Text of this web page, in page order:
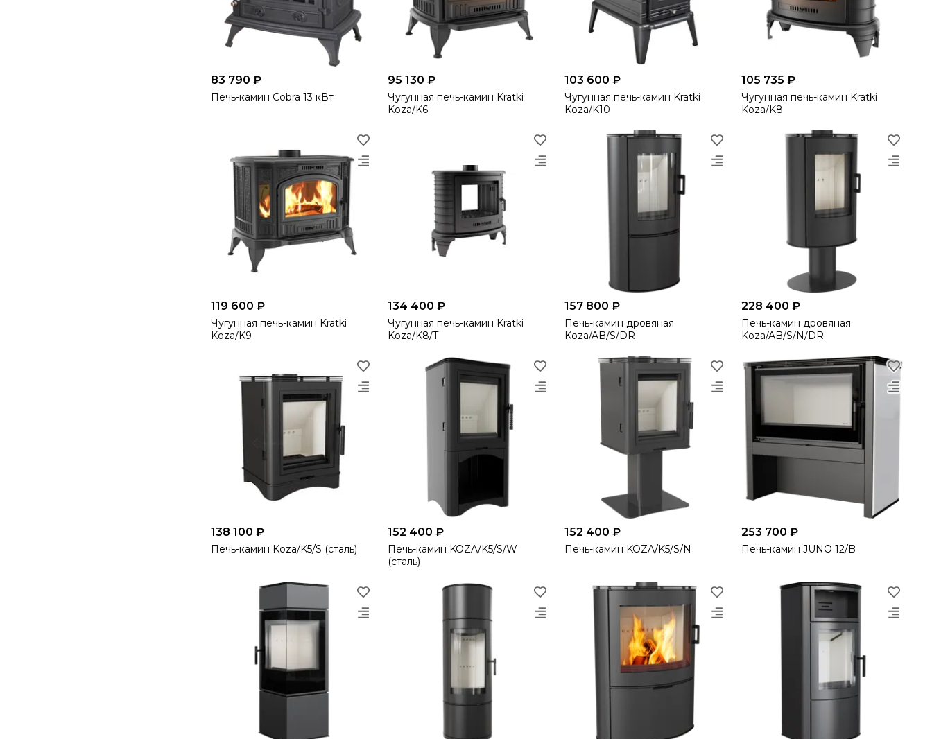
83 790 ₽
Печь-камин Cobra 13 кВт
95 130 ₽
Чугунная печь-камин Kratki
Koza/K6
103 600 ₽
Чугунная печь-камин Kratki
Koza/K10
105 735 ₽
Чугунная печь-камин Kratki
Koza/K8
119 600 ₽
Чугунная печь-камин Kratki
Koza/K9
134 400 ₽
Чугунная печь-камин Kratki
Koza/K8/T
157 800 ₽
Печь-камин дровяная
Koza/AB/S/DR
228 400 ₽
Печь-камин дровяная
Koza/AB/S/N/DR
138 100 ₽
Печь-камин Koza/K5/S (сталь)
152 400 ₽
Печь-камин KOZA/K5/S/W
(сталь)
152 400 ₽
Печь-камин KOZA/K5/S/N
253 700 ₽
Печь-камин JUNO 12/B